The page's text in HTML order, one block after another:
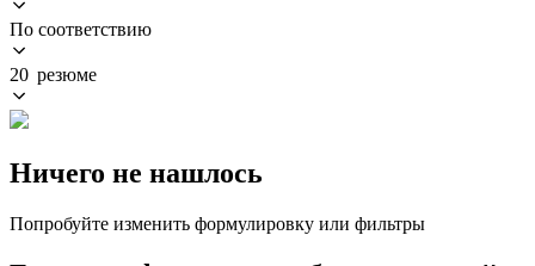
По соответствию
20 резюме
Ничего не нашлось
Попробуйте изменить формулировку или фильтры